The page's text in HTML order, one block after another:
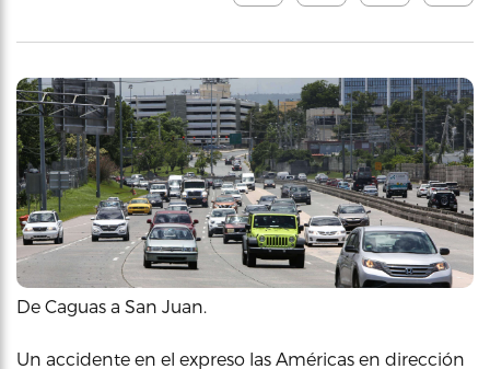
De Caguas a San Juan.
Un accidente en el expreso las Américas en dirección